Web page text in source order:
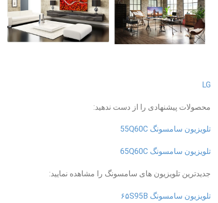
LG
محصولات پیشنهادی را از دست ندهید:
تلویزیون سامسونگ 55Q60C
تلویزیون سامسونگ 65Q60C
جدیدترین تلویزیون های سامسونگ را مشاهده نمایید:
تلویزیون سامسونگ ۶۵S95B